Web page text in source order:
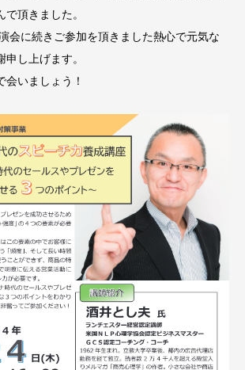
頂きました。
会に続きご参加を頂きました熱心で元気な
し上げます。
会いましょう！